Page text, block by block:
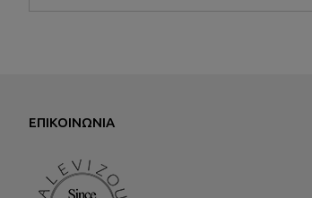
ΕΠΙΚΟΙΝΩΝΊΑ